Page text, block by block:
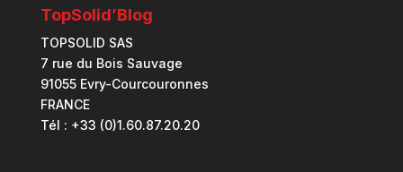
TopSolid’Blog
TOPSOLID SAS
7 rue du Bois Sauvage
91055 Evry-Courcouronnes
FRANCE
Tél : +33 (0)1.60.87.20.20